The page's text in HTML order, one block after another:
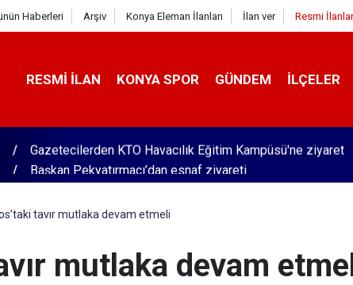
Haberleri Arşiv Konya Eleman İlanları İlan ver Resmi İlanlar
RESMI İLAN KONYA SPOR GÜNDEM İLÇELER
Başkan Pekyatırmacı’dan esnaf ziyareti
tavır mutlaka devam etmeli
mutlaka devam